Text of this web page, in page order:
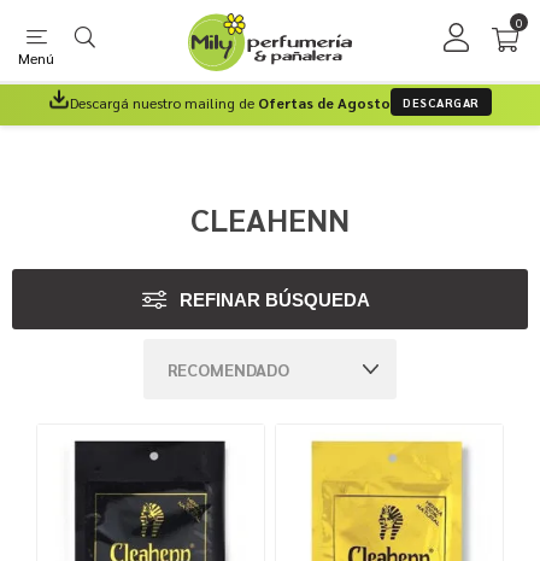
Menú
0
Descargá nuestro mailing de Ofertas de Agosto DESCARGAR
CLEAHENN
REFINAR BÚSQUEDA